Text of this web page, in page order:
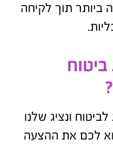
ביותר תוך לקיחה
ונציג שלנו
לכם את ההצעה